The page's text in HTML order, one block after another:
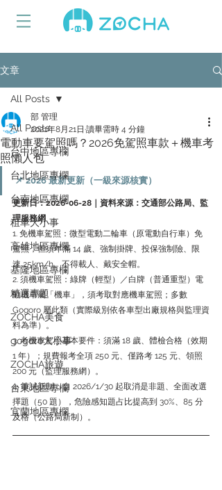
文章
All Posts
台中地區專欄
台北地區專欄
台南地區專欄
租車大小事
高雄地區專欄
基隆地區專欄
精選專題
ZOCHA美食
gogoro大小事
ZOCHA旅遊
台東地區專欄
宜蘭地區專欄
All Posts
電動車要駕照嗎？2026免駕照車款＋機車考
照懶人包
部 管理
2021年8月21日 讀畢需時 4 分鐘
📌 2026 最新更新（一級來源核實）
更新日：2026-06-28｜資料來源：交通部公路局、監
理服務網
1. 免機車駕照：微型電動二輪車（原電動自行車）免
駕照，但須年滿 14 歲、強制掛牌、投保強制險、限
速 25km/h、不得載人、戴安全帽。
2. 須機車駕照：綠牌（輕型）／白牌（普通重型）電
動機車屬「機車」，須考取對應機車駕照；多數
Gogoro 屬此類（實際級別依各車型出廠規格與監理資
料為準）。
3. 考機車駕照基本要件：須滿 18 歲、體檢合格（效期
1 年）；規費報考全項 250 元、僅路考 125 元、領照
200 元（監理服務網）。
4. 筆試新制：自 2026/1/30 起取消是非題、全面改選
擇題（50 題），危險感知題占比提高到 30%、85 分
及格（公路局新制）。